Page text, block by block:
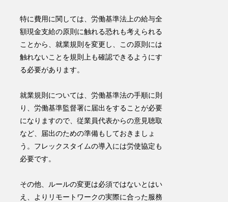
特に費用に関しては、労働基準法上の給与全
額現金支給の原則 に触れる恐れも考えられる
ことから、就業規則を変更し、この原則には
触れないことを規則上も確認できるようにす
る必要があります。
就業規則については、労働基準法の手順に則
り、労働基準監督署に届出をすることが必要
になりますので、従業員代表からの意見聴取
など、届出のための準備もしておきましょ
う。フレックスタイムの導入には労使協定も
必要です。
その他、ルールの変更は必須ではないとはい
え、よりリモートワークの実際に合った服務